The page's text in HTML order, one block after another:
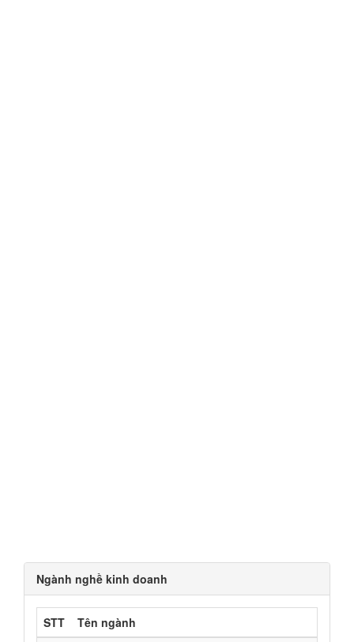
Ngành nghề kinh doanh
STT
Tên ngành